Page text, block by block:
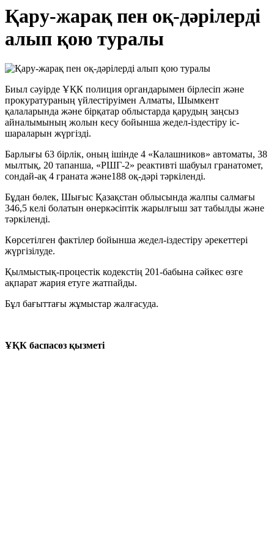
Қару-жарақ пен оқ-дәрілерді
алып қою туралы
Биыл сәуірде ҰҚК полиция органдарымен бірлесіп және
прокуратураның үйлестіруімен Алматы, Шымкент
қалаларында және бірқатар облыстарда қарудың заңсыз
айналымының жолын кесу бойынша жедел-іздестіру іс-
шараларын жүргізді.
Барлығы 63 бірлік, оның ішінде 4 «Калашников» автоматы, 38
мылтық, 20 тапанша, «РШГ-2» реактивті шабуыл гранатомет,
сондай-ақ 4 граната және188 оқ-дәрі тәркіленді.
Бұдан бөлек, Шығыс Қазақстан облысында жалпы салмағы
346,5 келі болатын өнеркәсіптік жарылғыш зат табылды және
тәркіленді.
Көрсетілген фактілер бойынша жедел-іздестіру әрекеттері
жүргізілуде.
Қылмыстық-процестік кодекстің 201-бабына сәйкес өзге
ақпарат жария етуге жатпайды.
Бұл бағыттағы жұмыстар жалғасуда.
ҰҚК баспасөз қызметі